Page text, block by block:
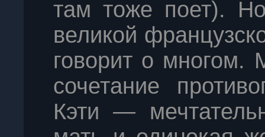
там тоже поет).
великой
говорит о многом.
сочетание
Кэти —